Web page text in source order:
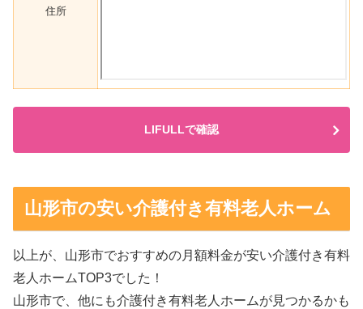
住所
LIFULLで確認
山形市の安い介護付き有料老人ホーム
以上が、山形市でおすすめの月額料金が安い介護付き有料
老人ホームTOP3でした！
山形市で、他にも介護付き有料老人ホームが見つかるかも